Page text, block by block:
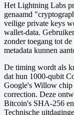
Het Lightning Labs
genaamd
veilige private keys
wallet-data.
zonder toegang tot
metadata kunnen
De timing wordt als
dat hun 1000-qubit
Google's Willow chip
correction. Deze
Bitcoin's SHA-256
Technische